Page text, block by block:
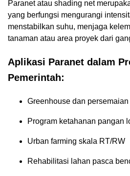
Paranet atau shading net
yang berfungsi mengurangi
menstabilkan suhu, menjaga
tanaman atau area proyek dari
Aplikasi Paranet dalam
Pemerintah:
Greenhouse dan persemaian
Program ketahanan pangan
Urban farming skala RT/RW
Rehabilitasi lahan pasca